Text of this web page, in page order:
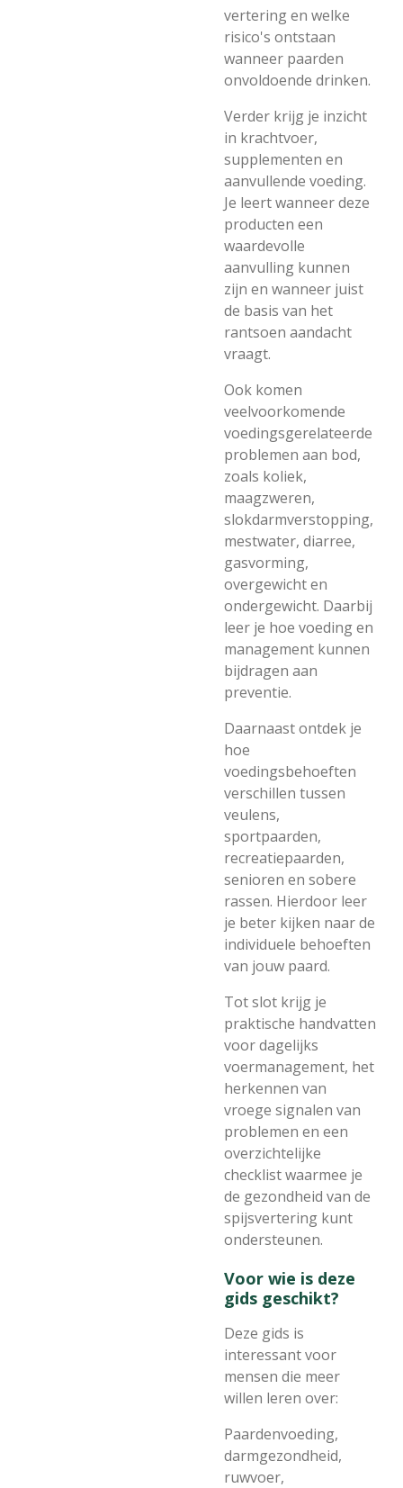
vertering en welke
risico's ontstaan
wanneer paarden
onvoldoende drinken.
Verder krijg je inzicht
in krachtvoer,
supplementen en
aanvullende voeding.
Je leert wanneer deze
producten een
waardevolle
aanvulling kunnen
zijn en wanneer juist
de basis van het
rantsoen aandacht
vraagt.
Ook komen
veelvoorkomende
voedingsgerelateerde
problemen aan bod,
zoals koliek,
maagzweren,
slokdarmverstopping,
mestwater, diarree,
gasvorming,
overgewicht en
ondergewicht. Daarbij
leer je hoe voeding en
management kunnen
bijdragen aan
preventie.
Daarnaast ontdek je
hoe
voedingsbehoeften
verschillen tussen
veulens,
sportpaarden,
recreatiepaarden,
senioren en sobere
rassen. Hierdoor leer
je beter kijken naar de
individuele behoeften
van jouw paard.
Tot slot krijg je
praktische handvatten
voor dagelijks
voermanagement, het
herkennen van
vroege signalen van
problemen en een
overzichtelijke
checklist waarmee je
de gezondheid van de
spijsvertering kunt
ondersteunen.
Voor wie is deze
gids geschikt?
Deze gids is
interessant voor
mensen die meer
willen leren over:
Paardenvoeding,
darmgezondheid,
ruwvoer,